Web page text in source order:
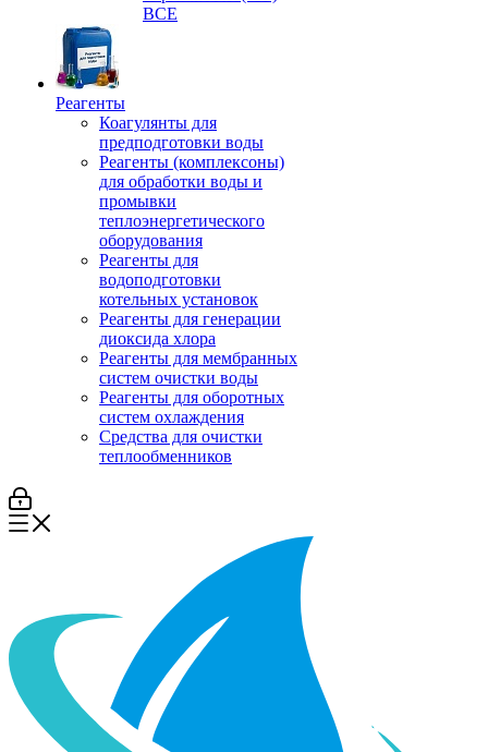
ВСЕ
Реагенты
Коагулянты для
предподготовки воды
Реагенты (комплексоны)
для обработки воды и
промывки
теплоэнергетического
оборудования
Реагенты для
водоподготовки
котельных установок
Реагенты для генерации
диоксида хлора
Реагенты для мембранных
систем очистки воды
Реагенты для оборотных
систем охлаждения
Средства для очистки
теплообменников